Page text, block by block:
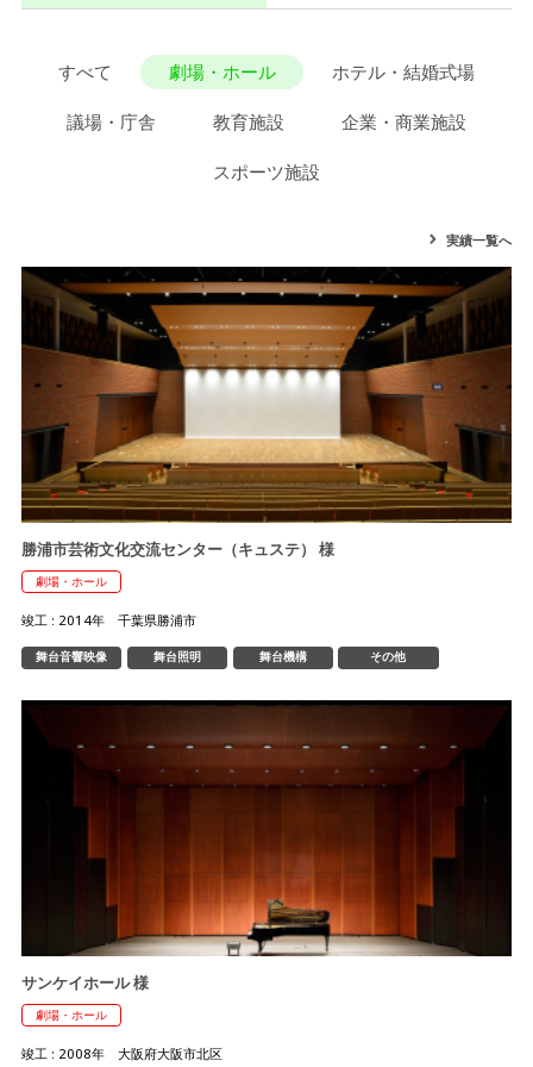
すべて 劇場・ホール ホテル・結婚式場
議場・庁舎 教育施設 企業・商業施設
スポーツ施設
実績一覧へ
勝浦市芸術文化交流センター（キュステ） 様
劇場・ホール
竣工 : 2014年 千葉県勝浦市
舞台音響映像 舞台照明 舞台機構 その他
サンケイホール 様
劇場・ホール
竣工 : 2008年 大阪府大阪市北区